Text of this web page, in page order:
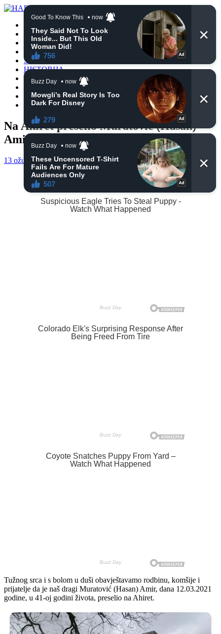
VIJESTI
BIH
TURSKA
SVIJET
HISTORIJA
RELIGIJA
ZANIMLJIVOSTI
CRNA HRONIKA
OBAVIJESTI
Na Ahiret preselio Muratović (Hasan)
Amir
13 ožujka, 2021 haberhana OBAVIJESTI 0
Tužnog srca i s bolom u duši obavještavamo rodbinu, komšije i
prijatelje da je naš dragi Muratović (Hasan) Amir, dana 12.03.2021
godine, u 41-oj godini života, preselio na Ahiret.